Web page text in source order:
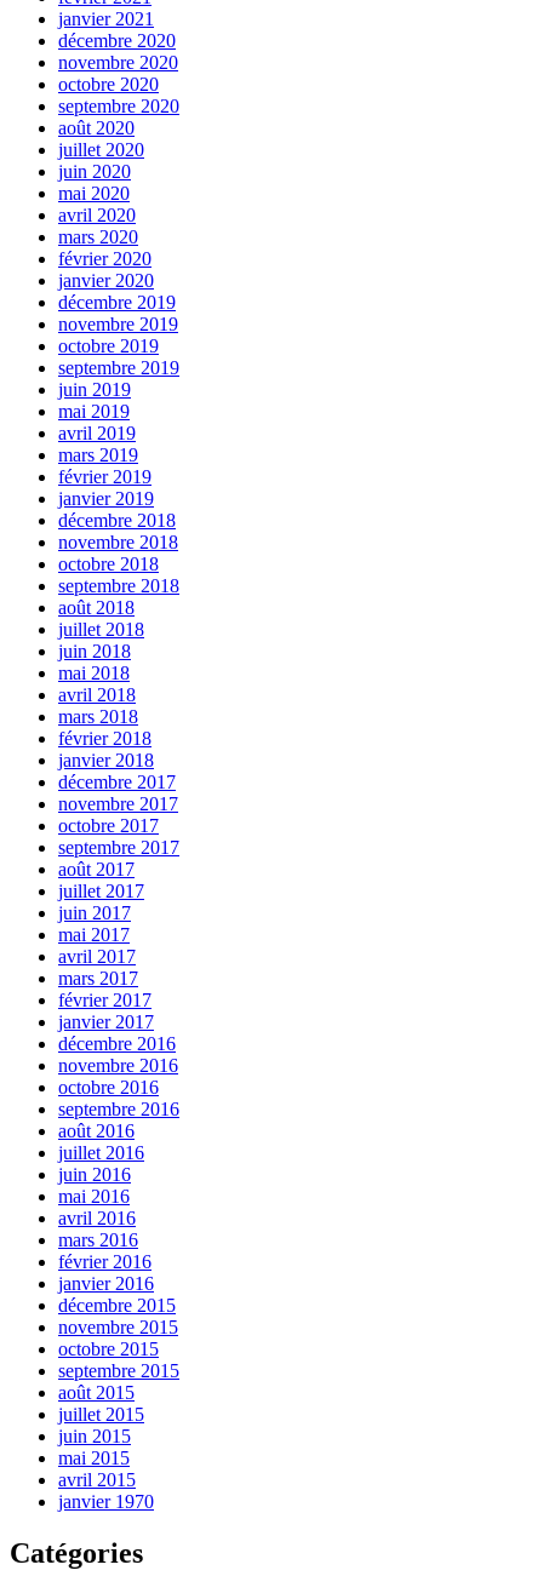
janvier 2021
décembre 2020
novembre 2020
octobre 2020
septembre 2020
août 2020
juillet 2020
juin 2020
mai 2020
avril 2020
mars 2020
février 2020
janvier 2020
décembre 2019
novembre 2019
octobre 2019
septembre 2019
juin 2019
mai 2019
avril 2019
mars 2019
février 2019
janvier 2019
décembre 2018
novembre 2018
octobre 2018
septembre 2018
août 2018
juillet 2018
juin 2018
mai 2018
avril 2018
mars 2018
février 2018
janvier 2018
décembre 2017
novembre 2017
octobre 2017
septembre 2017
août 2017
juillet 2017
juin 2017
mai 2017
avril 2017
mars 2017
février 2017
janvier 2017
décembre 2016
novembre 2016
octobre 2016
septembre 2016
août 2016
juillet 2016
juin 2016
mai 2016
avril 2016
mars 2016
février 2016
janvier 2016
décembre 2015
novembre 2015
octobre 2015
septembre 2015
août 2015
juillet 2015
juin 2015
mai 2015
avril 2015
janvier 1970
Catégories